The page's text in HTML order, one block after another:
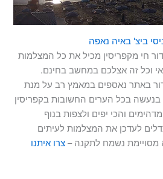
ביצ' באיה נאפה
חי מקפריסין מכיל את כל המצלמות
וכל זה אצלכם במחשב בחינם.
באתר נאספים במאמץ רב על מנת
בנעשה בכל הערים החשובות בקפריסין
והכי יפים ולצפות בנוף
לעדכן את המצלמות לעיתים
מסויימת נשמח לתקנה –צרו איתנו